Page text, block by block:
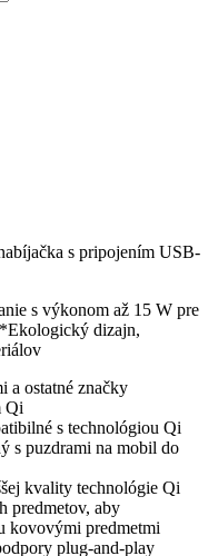
s pripojením USB-
s výkonom až 15 W pre
dizajn,
a ostatné značky
Qi
s technológiou Qi
s puzdrami na mobil do
kvality technológie Qi
predmetov, aby
kovovými predmetmi
plug-and-play